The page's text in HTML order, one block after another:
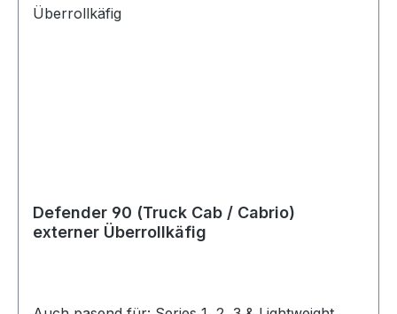
Defender 90 (Truck Cab / Cabrio)
externer Überrollkäfig